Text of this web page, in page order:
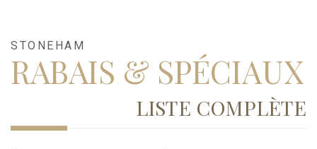
STONEHAM
RABAIS & SPÉCIAUX
LISTE COMPLÈTE